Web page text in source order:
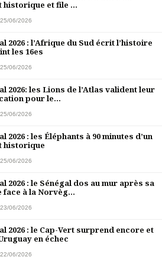
historique et file ...
25/06/2026
2026 : l’Afrique du Sud écrit l’histoire
les 16es
25/06/2026
2026: les Lions de l’Atlas valident leur
pour le...
25/06/2026
2026 : les Éléphants à 90 minutes d’un
historique
25/06/2026
2026 : le Sénégal dos au mur après sa
face à la Norvèg...
23/06/2026
2026 : le Cap-Vert surprend encore et
en échec
22/06/2026